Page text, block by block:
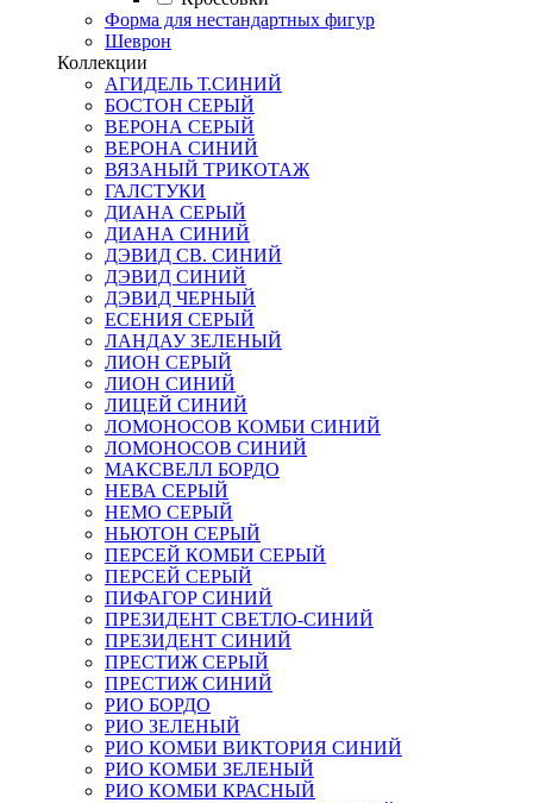
Форма для нестандартных фигур
Шеврон
Коллекции
АГИДЕЛЬ Т.СИНИЙ
БОСТОН СЕРЫЙ
ВЕРОНА СЕРЫЙ
ВЕРОНА СИНИЙ
ВЯЗАНЫЙ ТРИКОТАЖ
ГАЛСТУКИ
ДИАНА СЕРЫЙ
ДИАНА СИНИЙ
ДЭВИД СВ. СИНИЙ
ДЭВИД СИНИЙ
ДЭВИД ЧЕРНЫЙ
ЕСЕНИЯ СЕРЫЙ
ЛАНДАУ ЗЕЛЕНЫЙ
ЛИОН СЕРЫЙ
ЛИОН СИНИЙ
ЛИЦЕЙ СИНИЙ
ЛОМОНОСОВ КОМБИ СИНИЙ
ЛОМОНОСОВ СИНИЙ
МАКСВЕЛЛ БОРДО
НЕВА СЕРЫЙ
НЕМО СЕРЫЙ
НЬЮТОН СЕРЫЙ
ПЕРСЕЙ КОМБИ СЕРЫЙ
ПЕРСЕЙ СЕРЫЙ
ПИФАГОР СИНИЙ
ПРЕЗИДЕНТ СВЕТЛО-СИНИЙ
ПРЕЗИДЕНТ СИНИЙ
ПРЕСТИЖ СЕРЫЙ
ПРЕСТИЖ СИНИЙ
РИО БОРДО
РИО ЗЕЛЕНЫЙ
РИО КОМБИ ВИКТОРИЯ СИНИЙ
РИО КОМБИ ЗЕЛЕНЫЙ
РИО КОМБИ КРАСНЫЙ